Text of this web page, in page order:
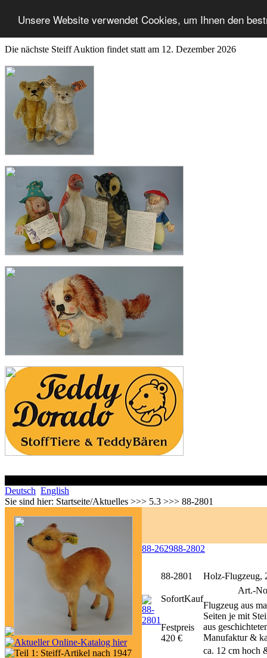
Unsere Website verwendet Cookies, um Ihnen den
Die nächste Steiff Auktion findet statt am 12. Dezember 2026
Deutsch English
Sie sind hier: Startseite/Aktuelles >>> 5.3 >>> 88-2801
88-262988-2802
88-2801
Holz-Flugzeug,
Art.-
Flugzeug aus
Seiten je mit
aus
Manufaktur &
ca. 12 cm hoch
SofortKauf
Festpreis
420 €